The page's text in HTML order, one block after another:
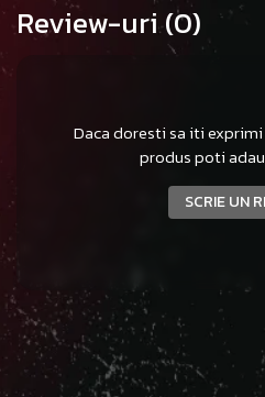
Review-uri(0)
Daca doresti sa iti
produs poti
SCRIE UN